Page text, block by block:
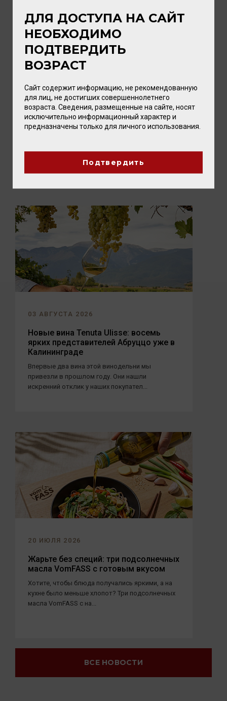
05 АВГУСТА 2026
ПИКНИК с vomFASS и Вайтнауэр-
Филипп
Лето — время, когда хочется замедлиться,
близкими. А чтобы это...
03 АВГУСТА 2026
Новые вина Tenuta Ulisse: восемь
ярких представителей Абруццо уже в
Калининграде
Впервые два вина этой винодельни мы
привезли в прошлом году. Они нашли
искренний отклик у наших покупател...
20 ИЮЛЯ 2026
Жарьте без специй: три подсолнечных
масла VomFASS с готовым вкусом
Хотите, чтобы блюда получались яркими, а на
кухне было меньше хлопот? Три подсолнечных
масла VomFASS с на...
ВСЕ НОВОСТИ
ДЛЯ ДОСТУПА НА САЙТ
НЕОБХОДИМО
ПОДТВЕРДИТЬ
ВОЗРАСТ
Сайт содержит информацию, не рекомендованную
для лиц, не достигших совершеннолетнего
возраста. Сведения, размещенные на сайте, носят
исключительно информационный характер и
предназначены только для личного использования.
Подтвердить